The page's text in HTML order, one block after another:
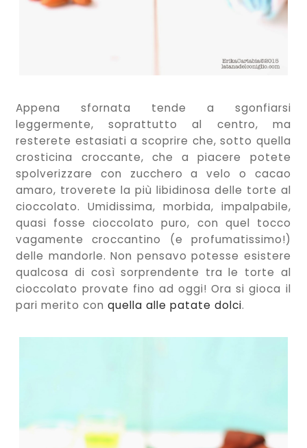
Appena sfornata tende a sgonfiarsi
leggermente, soprattutto al centro, ma
resterete estasiati a scoprire che, sotto quella
crosticina croccante, che a piacere potete
spolverizzare con zucchero a velo o cacao
amaro, troverete la più libidinosa delle torte al
cioccolato. Umidissima, morbida, impalpabile,
quasi fosse cioccolato puro, con quel tocco
vagamente croccantino (e profumatissimo!)
delle mandorle. Non pensavo potesse esistere
qualcosa di così sorprendente tra le torte al
cioccolato provate fino ad oggi! Ora si gioca il
pari merito conquella alle patate dolci.